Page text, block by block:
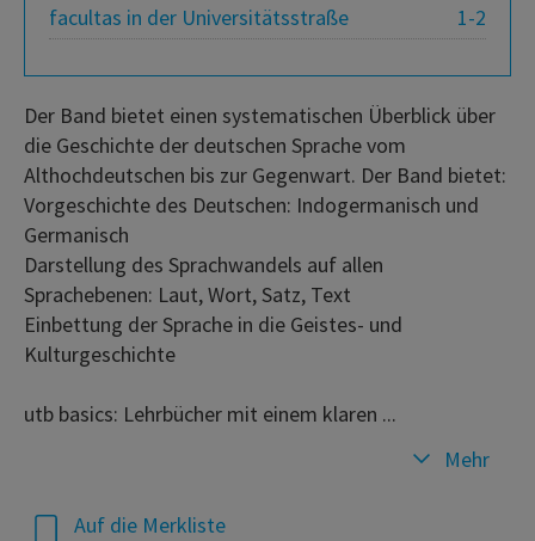
1-2
facultas in der Universitätsstraße
Auf die Merkliste
Der Band bietet einen systematischen Überblick über
die Geschichte der deutschen Sprache vom
Althochdeutschen bis zur Gegenwart. Der Band bietet:
Vorgeschichte des Deutschen: Indogermanisch und
Germanisch
Darstellung des Sprachwandels auf allen
Sprachebenen: Laut, Wort, Satz, Text
Einbettung der Sprache in die Geistes- und
Kulturgeschichte
utb basics: Lehrbücher mit einem klaren ...
Mehr